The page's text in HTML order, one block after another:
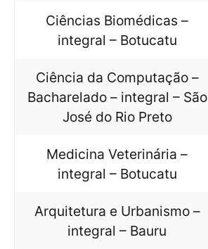
Ciências Biomédicas –
integral – Botucatu
Ciência da Computação –
Bacharelado – integral – São
José do Rio Preto
Medicina Veterinária –
integral – Botucatu
Arquitetura e Urbanismo –
integral – Bauru